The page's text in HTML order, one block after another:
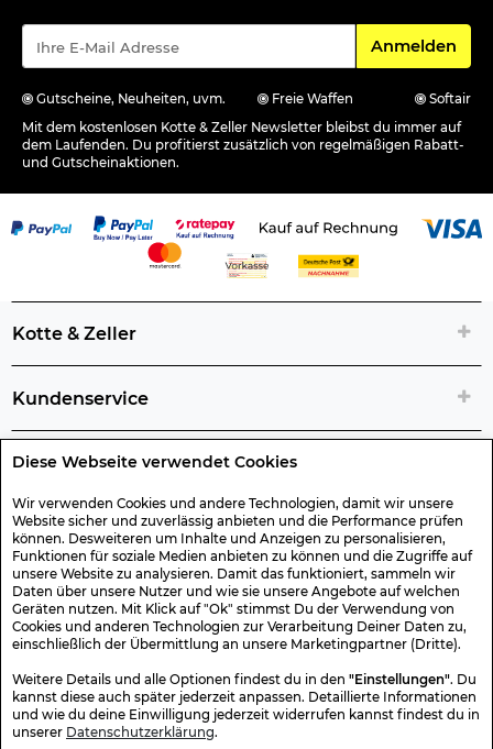
Diese Webseite verwendet Cookies
Wir verwenden Cookies und andere Technologien, damit wir unsere
Website sicher und zuverlässig anbieten und die Performance prüfen
können. Desweiteren um Inhalte und Anzeigen zu personalisieren,
Funktionen für soziale Medien anbieten zu können und die Zugriffe auf
unsere Website zu analysieren. Damit das funktioniert, sammeln wir
Daten über unsere Nutzer und wie sie unsere Angebote auf welchen
Geräten nutzen. Mit Klick auf "Ok" stimmst Du der Verwendung von
Cookies und anderen Technologien zur Verarbeitung Deiner Daten zu,
einschließlich der Übermittlung an unsere Marketingpartner (Dritte).
Weitere Details und alle Optionen findest du in den "Einstellungen". Du
kannst diese auch später jederzeit anpassen. Detaillierte Informationen
und wie du deine Einwilligung jederzeit widerrufen kannst findest du in
unserer Datenschutzerklärung.
Für den
Anmelden
Gutscheine, Neuheiten, uvm. Freie Waffen
Softair
Mit dem kostenlosen Kotte & Zeller Newsletter bleibst du immer auf
dem Laufenden. Du profitierst zusätzlich von regelmäßigen Rabatt-
und Gutscheinaktionen.
Kotte & Zeller
Kundenservice
Rechtliche Artikelinfos
Geschenk-Gutscheine
Versand & Rücksendung
Sicher Einkaufen